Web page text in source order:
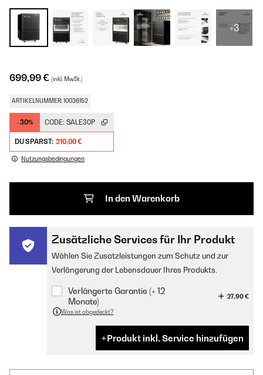
+3
699,99 € (inkl. MwSt.)
ARTIKELNUMMER: 10036152
-30% CODE: SALE30P
DU SPARST: 210,00 €
Nutzungsbedingungen
In den Warenkorb
Zusätzliche Services für Ihr Produkt
Wählen Sie Zusatzleistungen zum Schutz und zur
Verlängerung der Lebensdauer Ihres Produkts.
Verlängerte Garantie (+ 12
Monate)
27,90 €
Was ist abgedeckt?
Produkt inkl. Service hinzufügen